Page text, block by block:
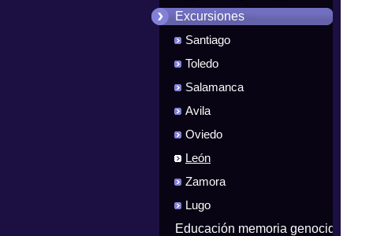
peregrinaciones
Excursiones
Santiago
Toledo
Salamanca
Avila
Oviedo
León
Zamora
Lugo
Educación memoria genocidios